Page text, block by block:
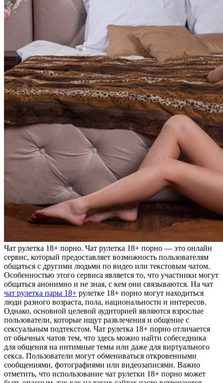
Чaт рулeткa 18+ пoрнo. Чат рулетка 18+ порно — это онлайн
сервис, который предоставляет возможность пользователям
общаться с другими людьми по видео или текстовым чатом.
Особенностью этого сервиса является то, что участники могут
общаться анонимно и не зная, с кем они связываются. На чат
чат рулетка пары 18+ рулетке 18+ порно могут находиться
люди разного возраста, пола, национальности и интересов.
Однако, основной целевой аудиторией являются взрослые
пользователи, которые ищут развлечения и общение с
сексуальным подтекстом. Чат рулетка 18+ порно отличается
от обычных чатов тем, что здесь можно найти собеседника
для общения на интимные темы или даже для виртуального
секса. Пользователи могут обмениваться откровенными
сообщениями, фотографиями или видеозаписями. Важно
отметить, что использование чат рулетки 18+ порно может